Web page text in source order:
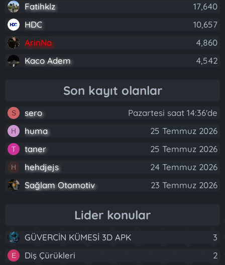
Fatihklz
17,640
HDC
10,657
ArinNa
4,860
Kaco Adem
4,542
Son kayıt olanlar
S sero Pazartesi saat 14:36'de
H huma 25 Temmuz 2026
T taner 25 Temmuz 2026
H hehdjejs
24 Temmuz 2026
Sağlam Otomotiv
23 Temmuz 2026
Lider konular
GÜVERCİN KÜMESİ 3D APK 3
E Diş Çürükleri
2